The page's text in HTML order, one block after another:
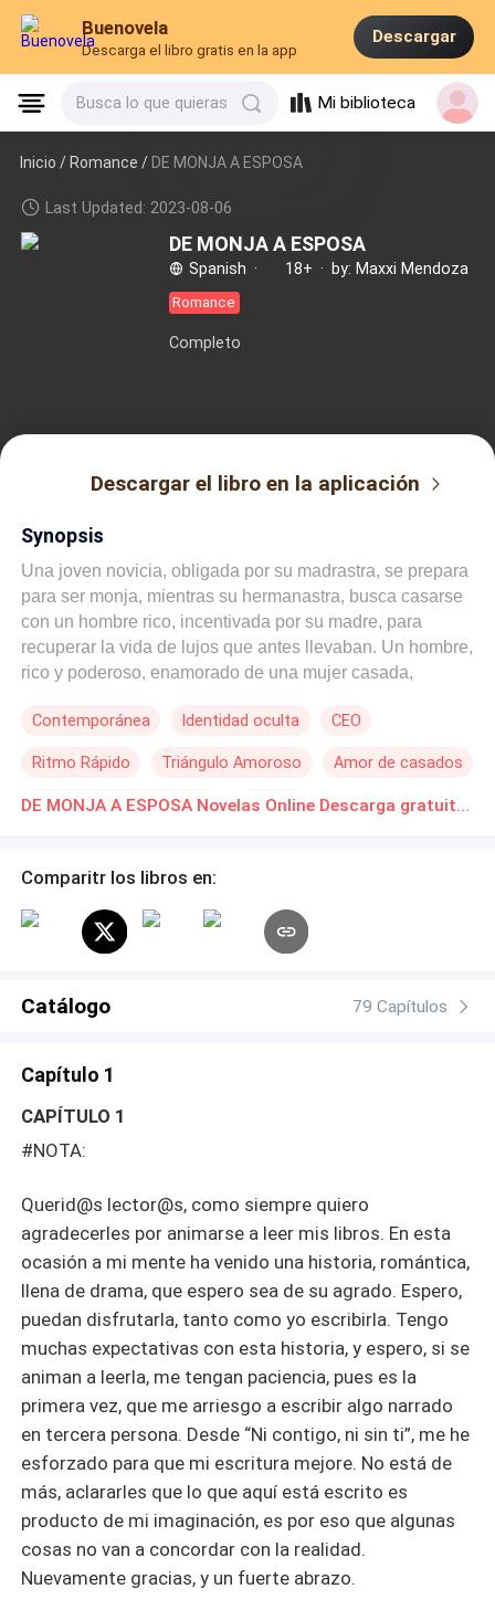
Buenovela
Descarga el libro gratis en la app
Descargar
Busca lo que quieras Mi biblioteca
Inicio /Romance / DE MONJA A ESPOSA
Last Updated: 2023-08-06
DE MONJA A ESPOSA
Spanish · 18+ · by: Maxxi Mendoza
Romance
Completo
Descargar el libro en la aplicación
Synopsis
Una joven novicia, obligada por su madrastra, se prepara
para ser monja, mientras su hermanastra, busca casarse
con un hombre rico, incentivada por su madre, para
recuperar la vida de lujos que antes llevaban. Un hombre,
rico y poderoso, enamorado de una mujer casada,
recibir su herencia, mientras sigue con la mujer que ama.
Contemporánea Identidad oculta CEO
Ritmo Rápido Triángulo Amoroso Amor de casados
Matrimonio por Contrato Drama DE MONJA A ESPOSA Novelas Online Descarga gratuita de PDF
Comparitr los libros en:
Catálogo 79 Capítulos
Capítulo 1
CAPÍTULO 1
#NOTA:
Querid@s lector@s, como siempre quiero
agradecerles por animarse a leer mis libros. En esta
ocasión a mi mente ha venido una historia, romántica,
llena de drama, que espero sea de su agrado. Espero,
puedan disfrutarla, tanto como yo escribirla. Tengo
muchas expectativas con esta historia, y espero, si se
animan a leerla, me tengan paciencia, pues es la
primera vez, que me arriesgo a escribir algo narrado
en tercera persona. Desde “Ni contigo, ni sin ti”, me he
esforzado para que mi escritura mejore. No está de
más, aclararles que lo que aquí está escrito es
producto de mi imaginación, es por eso que algunas
cosas no van a concordar con la realidad.
Nuevamente gracias, y un fuerte abrazo.